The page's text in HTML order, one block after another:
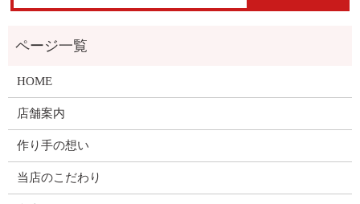
HOME
店舗案内
作り手の想い
当店のこだわり